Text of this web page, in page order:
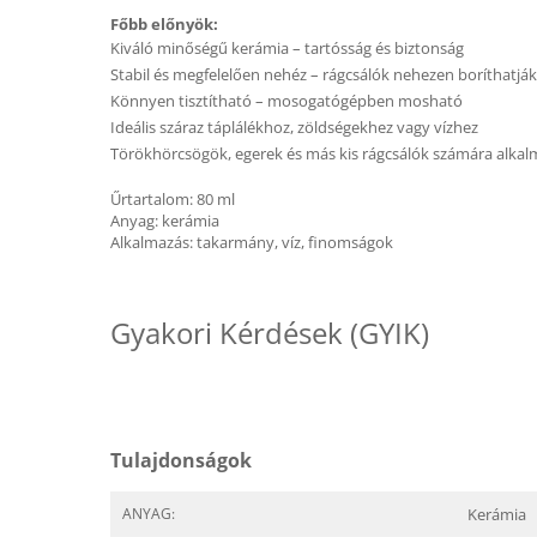
Főbb előnyök:
Kiváló minőségű kerámia – tartósság és biztonság
Stabil és megfelelően nehéz – rágcsálók nehezen
Könnyen tisztítható – mosogatógépben mosható
Ideális száraz táplálékhoz, zöldségekhez vagy vízhez
Törökhörcsögök, egerek és más kis rágcsálók számára
Űrtartalom: 80 ml
Anyag: kerámia
Alkalmazás: takarmány, víz, finomságok
Gyakori Kérdések (GYIK)
Tulajdonságok
ANYAG: Kerámia